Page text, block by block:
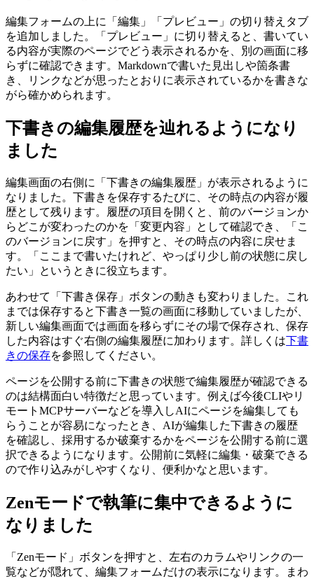
編集フォームの上に「編集」「プレビュー」の切り替えタブ
を追加しました。「プレビュー」に切り替えると、書いてい
る内容が実際のページでどう表示されるかを、別の画面に移
らずに確認できます。Markdownで書いた見出しや箇条書
き、リンクなどが思ったとおりに表示されているかを書きな
がら確かめられます。
下書きの編集履歴を辿れるようになり
ました
編集画面の右側に「下書きの編集履歴」が表示されるように
なりました。下書きを保存するたびに、その時点の内容が履
歴として残ります。履歴の項目を開くと、前のバージョンか
らどこが変わったのかを「変更内容」として確認でき、「こ
のバージョンに戻す」を押すと、その時点の内容に戻せま
す。「ここまで書いたけれど、やっぱり少し前の状態に戻し
たい」というときに役立ちます。
あわせて「下書き保存」ボタンの動きも変わりました。これ
までは保存すると下書き一覧の画面に移動していましたが、
新しい編集画面では画面を移らずにその場で保存され、保存
した内容はすぐ右側の編集履歴に加わります。詳しくは下書
きの保存を参照してください。
ページを公開する前に下書きの状態で編集履歴が確認できる
のは結構面白い特徴だと思っています。例えば今後CLIやリ
モートMCPサーバーなどを導入しAIにページを編集しても
らうことが容易になったとき、AIが編集した下書きの履歴
を確認し、採用するか破棄するかをページを公開する前に選
択できるようになります。公開前に気軽に編集・破棄できる
ので作り込みがしやすくなり、便利かなと思います。
Zenモードで執筆に集中できるように
なりました
「Zenモード」ボタンを押すと、左右のカラムやリンクの一
覧などが隠れて、編集フォームだけの表示になります。まわ